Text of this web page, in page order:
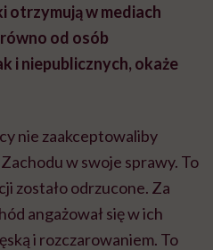
otrzymują w mediach
od osób
i niepublicznych, okaże
nie zaakceptowaliby
w swoje sprawy. To
zostało odrzucone. Za
angażował się w ich
i rozczarowaniem. To